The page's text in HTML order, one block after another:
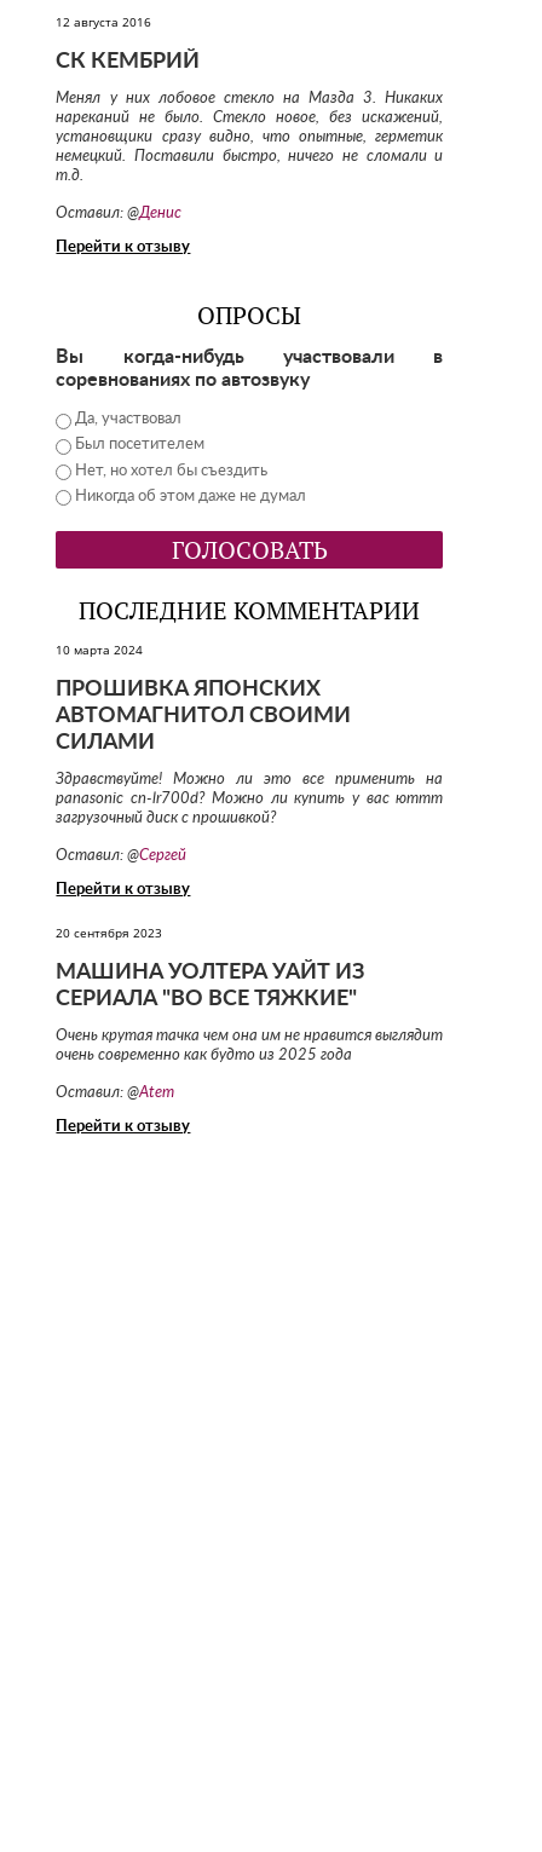
12 августа 2016
СК КЕМБРИЙ
Менял у них лобовое стекло на Мазда 3. Никаких
нареканий не было. Стекло новое, без искажений,
установщики сразу видно, что опытные, герметик
немецкий. Поставили быстро, ничего не сломали и
т.д.
Оставил: @Денис
Перейти к отзыву
ОПРОСЫ
Вы когда-нибудь участвовали в
соревнованиях по автозвуку
Да, участвовал
Был посетителем
Нет, но хотел бы съездить
Никогда об этом даже не думал
ПОСЛЕДНИЕ КОММЕНТАРИИ
10 марта 2024
ПРОШИВКА ЯПОНСКИХ
АВТОМАГНИТОЛ СВОИМИ
СИЛАМИ
Здравствуйте! Можно ли это все применить на
panasonic cn-lr700d? Можно ли купить у вас юттт
загрузочный диск с прошивкой?
Оставил: @Сергей
Перейти к отзыву
20 сентября 2023
МАШИНА УОЛТЕРА УАЙТ ИЗ
СЕРИАЛА "ВО ВСЕ ТЯЖКИЕ"
Очень крутая тачка чем она им не нравится выглядит
очень современно как будто из 2025 года
Оставил: @Atem
Перейти к отзыву